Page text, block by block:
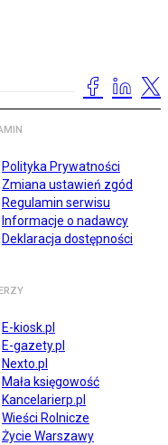
Polityka Prywatności
Zmiana ustawień zgód
Regulamin serwisu
Informacje o nadawcy
Deklaracja dostępności
E-kiosk.pl
E-gazety.pl
Nexto.pl
Mała księgowość
Kancelarierp.pl
Wieści Rolnicze
Życie Warszawy